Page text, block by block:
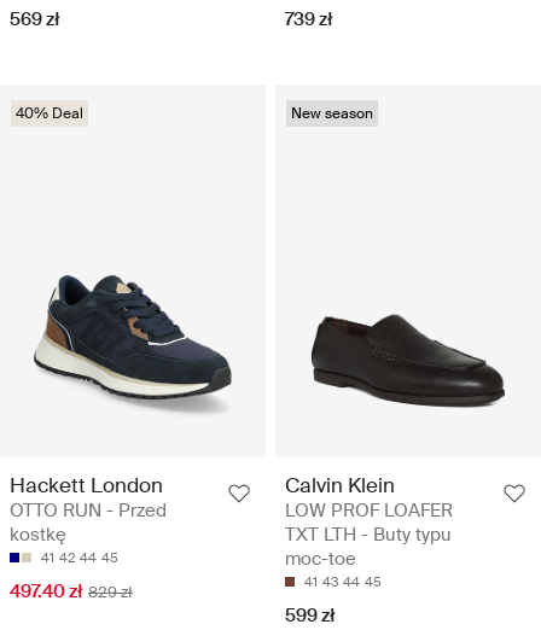
569 zł 739 zł
40% Deal
Hackett London
OTTO RUN - Przed
kostkę
41 42 44 45
497.40 zł 829 zł
New season
Calvin Klein
LOW PROF LOAFER
TXT LTH - Buty typu
moc-toe
41 43 44 45
599 zł